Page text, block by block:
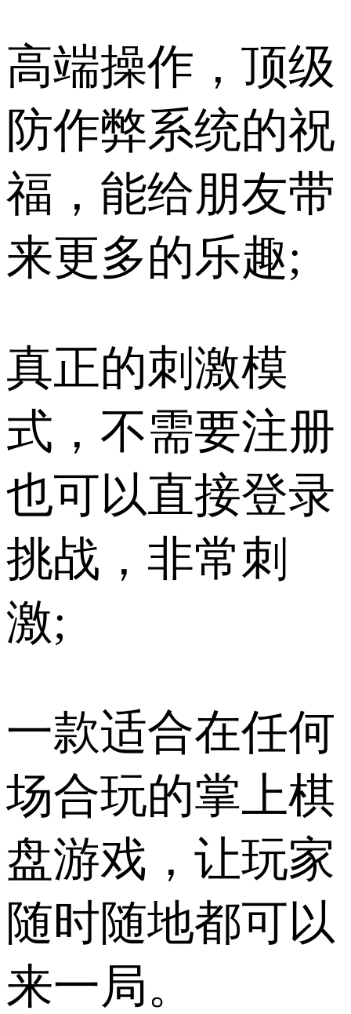
高端操作，顶级
防作弊系统的祝
福，能给朋友带
来更多的乐趣;
真正的刺激模
式，不需要注册
也可以直接登录
挑战，非常刺
激;
一款适合在任何
场合玩的掌上棋
盘游戏，让玩家
随时随地都可以
来一局。